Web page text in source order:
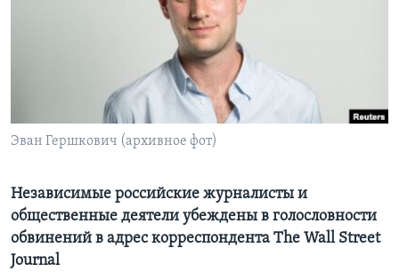
Эван Гершкович (архивное фот)
Независимые российские журналисты и
общественные деятели убеждены в голословности
обвинений в адрес корреспондента The Wall Street
Journal